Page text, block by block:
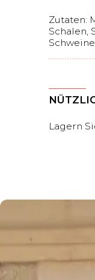
Zutaten:
Schalen,
Lagern